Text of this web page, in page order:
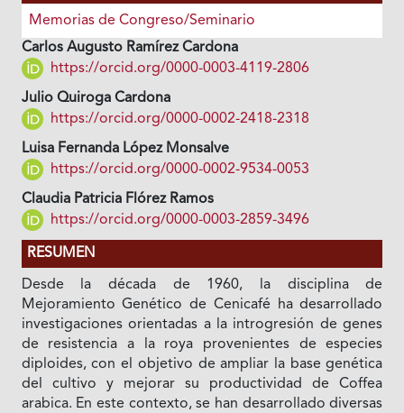
Memorias de Congreso/Seminario
Carlos Augusto Ramírez Cardona
https://orcid.org/0000-0003-4119-2806
Julio Quiroga Cardona
https://orcid.org/0000-0002-2418-2318
Luisa Fernanda López Monsalve
https://orcid.org/0000-0002-9534-0053
Claudia Patricia Flórez Ramos
https://orcid.org/0000-0003-2859-3496
RESUMEN
Desde la década de 1960, la disciplina de
Mejoramiento Genético de Cenicafé ha desarrollado
investigaciones orientadas a la introgresión de genes
de resistencia a la roya provenientes de especies
diploides, con el objetivo de ampliar la base genética
del cultivo y mejorar su productividad de Coffea
arabica. En este contexto, se han desarrollado diversas